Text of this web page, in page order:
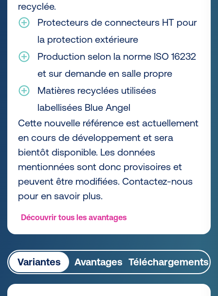
recyclée.
Protecteurs de connecteurs HT pour
la protection extérieure
Production selon la norme ISO 16232
et sur demande en salle propre
Matières recyclées utilisées
labellisées Blue Angel
Cette nouvelle référence est actuellement
en cours de développement et sera
bientôt disponible. Les données
mentionnées sont donc provisoires et
peuvent être modifiées. Contactez-nous
pour en savoir plus.
Découvrir tous les avantages
Variantes Avantages Téléchargements